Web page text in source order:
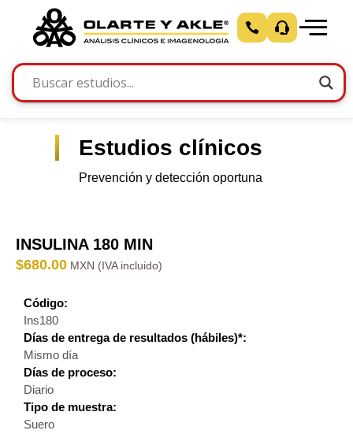
Estudios clínicos
Prevención y detección oportuna
INSULINA 180 MIN
$680.00
Código:
Ins180
Días de entrega de resultados (hábiles)*:
Mismo día
Días de proceso:
Diario
Tipo de muestra:
Suero